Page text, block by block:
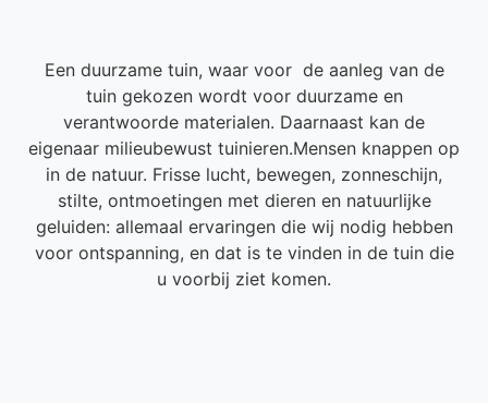
Een duurzame tuin, waar voor de aanleg van de
tuin gekozen wordt voor duurzame en
verantwoorde materialen. Daarnaast kan de
eigenaar milieubewust tuinieren.Mensen knappen op
in de natuur. Frisse lucht, bewegen, zonneschijn,
stilte, ontmoetingen met dieren en natuurlijke
geluiden: allemaal ervaringen die wij nodig hebben
voor ontspanning, en dat is te vinden in de tuin die
u voorbij ziet komen.